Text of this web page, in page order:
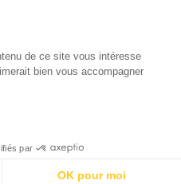
la newsletter !
de ce site vous intéresse
bien vous accompagner
par
OK pour moi